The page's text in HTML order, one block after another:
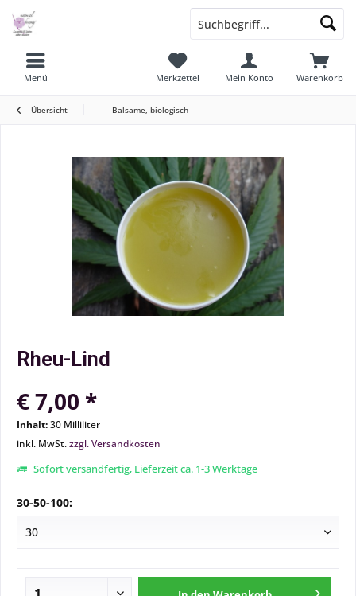
Menü Warenkorb
Merkzettel Mein Konto
Übersicht Balsame, biologisch
Rheu-Lind
€ 7,00 *
Inhalt:30 Milliliter
inkl. MwSt.zzgl. Versandkosten
Sofort versandfertig, Lieferzeit ca. 1-3 Werktage
30-50-100: